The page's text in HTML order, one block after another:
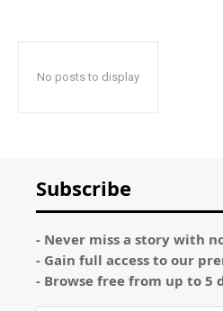
No posts to display
Subscribe
- Never miss a story with
- Gain full access to our
- Browse free from up to 5